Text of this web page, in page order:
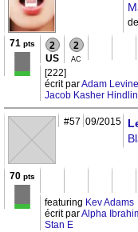
71 pts 2
US
2
AC
[222]
écrit parAdam Levine
Jacob Kasher Hindlin
#57 09/2015
70 pts
featuring Kev Adams
écrit parAlpha
Stan E